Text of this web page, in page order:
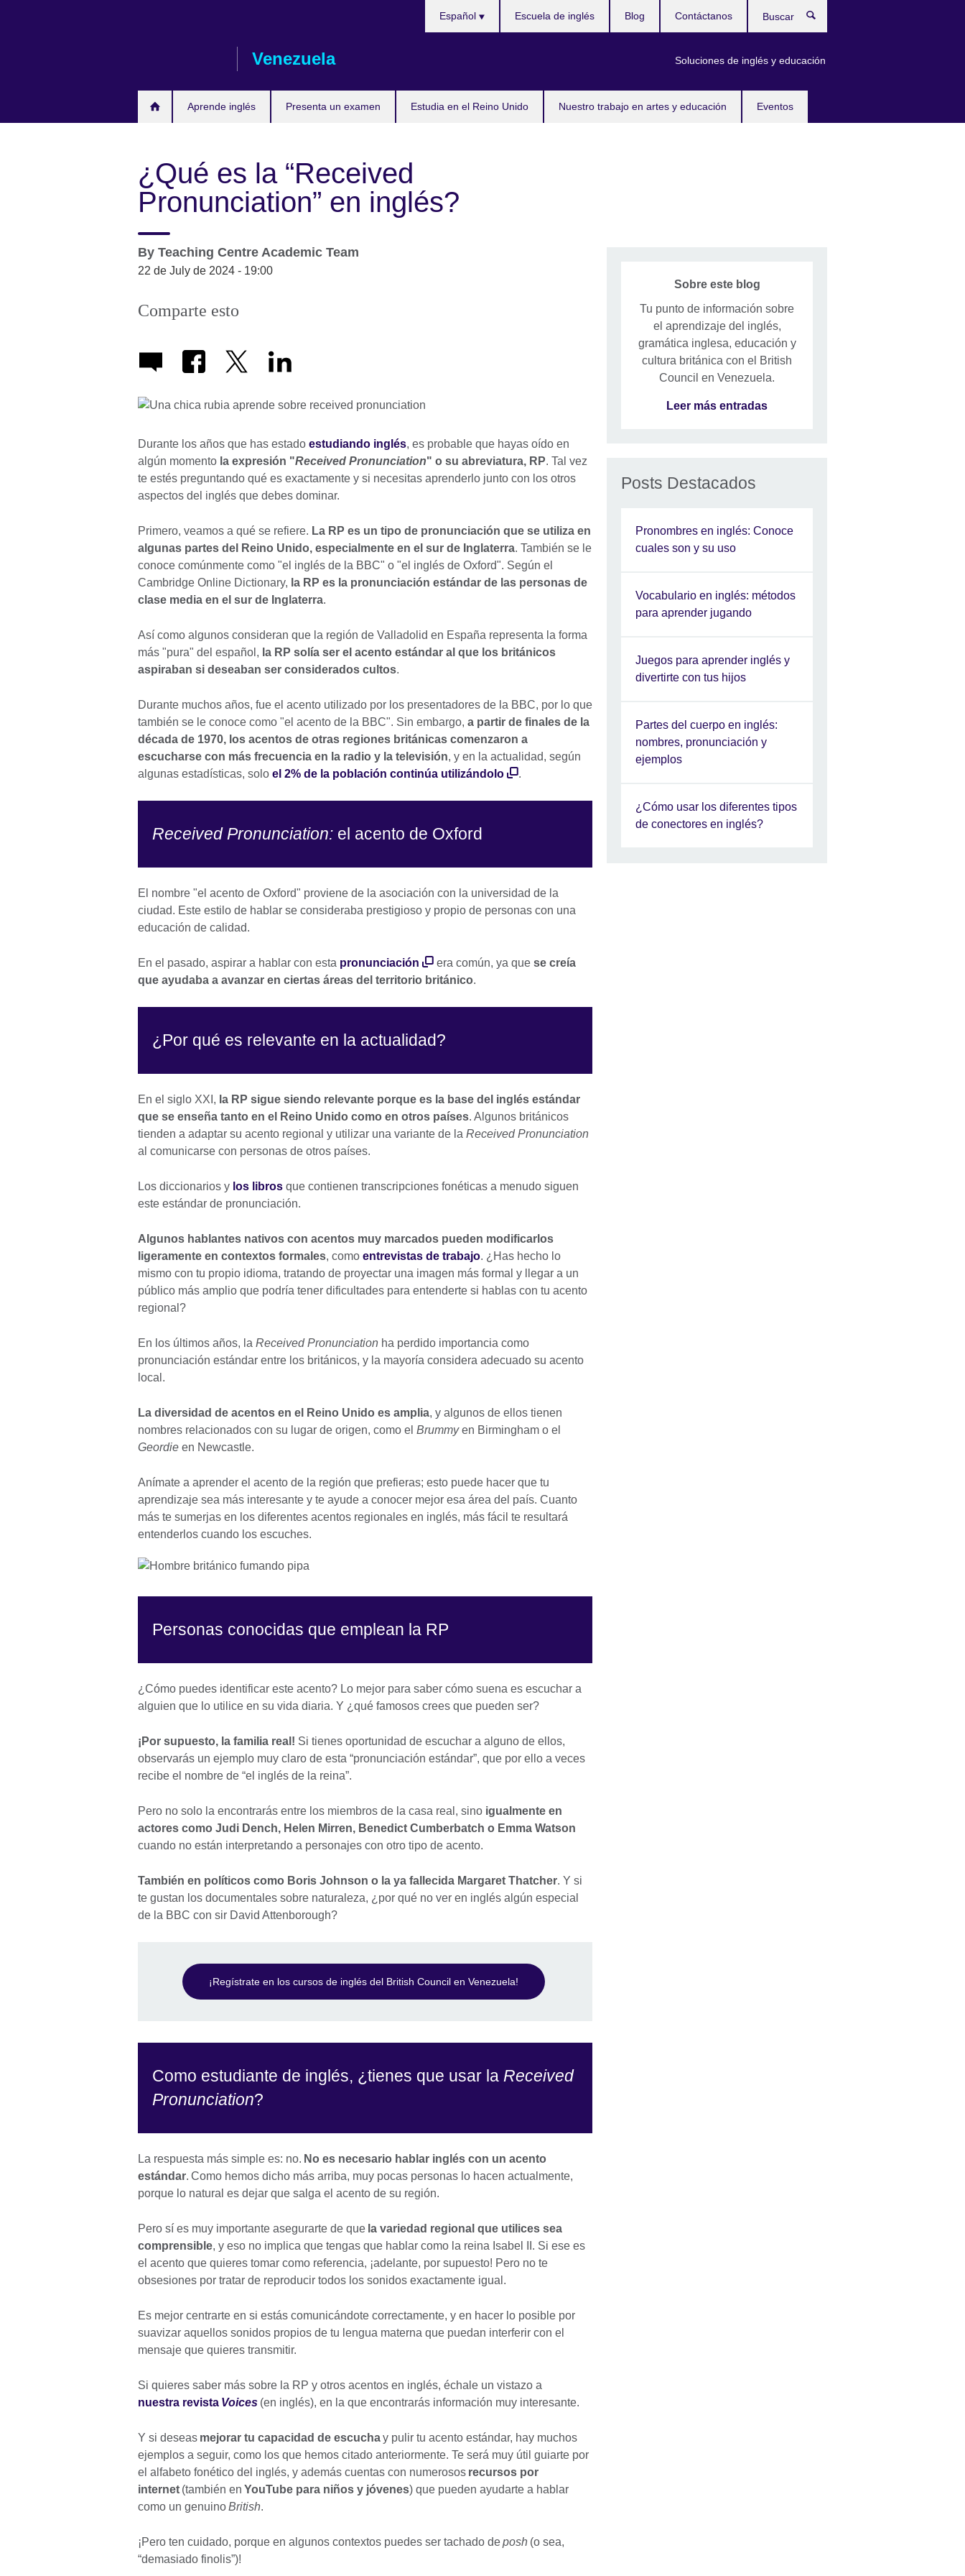
Venezuela
Aprende inglés Presenta un examen Estudia en el Reino Unido Nuestro trabajo en artes y educación Eventos
Español
Soluciones de inglés y educación
Escuela de inglés Blog Contáctanos
¿Qué es la “Received
Pronunciation” en inglés?
By Teaching Centre Academic Team
22 de July de 2024 - 19:00
Comparte esto
Durante los años que has estado estudiando inglés, es probable que hayas oído en
algún momento la expresión "Received Pronunciation" o su abreviatura, RP. Tal vez
te estés preguntando qué es exactamente y si necesitas aprenderlo junto con los otros
aspectos del inglés que debes dominar.
Primero, veamos a qué se refiere. La RP es un tipo de pronunciación que se utiliza en
algunas partes del Reino Unido, especialmente en el sur de Inglaterra. También se le
conoce comúnmente como "el inglés de la BBC" o "el inglés de Oxford". Según el
Cambridge Online Dictionary, la RP es la pronunciación estándar de las personas de
clase media en el sur de Inglaterra.
Así como algunos consideran que la región de Valladolid en España representa la forma
más "pura" del español, la RP solía ser el acento estándar al que los británicos
aspiraban si deseaban ser considerados cultos.
Durante muchos años, fue el acento utilizado por los presentadores de la BBC, por lo que
también se le conoce como "el acento de la BBC". Sin embargo, a partir de finales de la
década de 1970, los acentos de otras regiones británicas comenzaron a
escucharse con más frecuencia en la radio y la televisión, y en la actualidad, según
algunas estadísticas, solo el 2% de la población continúa utilizándolo .
Received Pronunciation: el acento de Oxford
El nombre "el acento de Oxford" proviene de la asociación con la universidad de la
ciudad. Este estilo de hablar se consideraba prestigioso y propio de personas con una
educación de calidad.
En el pasado, aspirar a hablar con esta pronunciación era común, ya que se creía
que ayudaba a avanzar en ciertas áreas del territorio británico.
¿Por qué es relevante en la actualidad?
En el siglo XXI, la RP sigue siendo relevante porque es la base del inglés estándar
que se enseña tanto en el Reino Unido como en otros países. Algunos británicos
tienden a adaptar su acento regional y utilizar una variante de la Received Pronunciation
al comunicarse con personas de otros países.
Los diccionarios y los libros que contienen transcripciones fonéticas a menudo siguen
este estándar de pronunciación.
Algunos hablantes nativos con acentos muy marcados pueden modificarlos
ligeramente en contextos formales, como entrevistas de trabajo. ¿Has hecho lo
mismo con tu propio idioma, tratando de proyectar una imagen más formal y llegar a un
público más amplio que podría tener dificultades para entenderte si hablas con tu acento
regional?
En los últimos años, la Received Pronunciation ha perdido importancia como
pronunciación estándar entre los británicos, y la mayoría considera adecuado su acento
local.
La diversidad de acentos en el Reino Unido es amplia, y algunos de ellos tienen
nombres relacionados con su lugar de origen, como el Brummyen Birmingham o el
Geordie en Newcastle.
Anímate a aprender el acento de la región que prefieras; esto puede hacer que tu
aprendizaje sea más interesante y te ayude a conocer mejor esa área del país. Cuanto
más te sumerjas en los diferentes acentos regionales en inglés, más fácil te resultará
entenderlos cuando los escuches.
Personas conocidas que emplean la RP
¿Cómo puedes identificar este acento? Lo mejor para saber cómo suena es escuchar a
alguien que lo utilice en su vida diaria. Y ¿qué famosos crees que pueden ser?
¡Por supuesto, la familia real! Si tienes oportunidad de escuchar a alguno de ellos,
observarás un ejemplo muy claro de esta “pronunciación estándar”, que por ello a veces
recibe el nombre de “el inglés de la reina”.
Pero no solo la encontrarás entre los miembros de la casa real, sino igualmente en
actores como Judi Dench, Helen Mirren, Benedict Cumberbatch o Emma Watson
cuando no están interpretando a personajes con otro tipo de acento.
También en políticos como Boris Johnson o la ya fallecida Margaret Thatcher. Y si
te gustan los documentales sobre naturaleza, ¿por qué no ver en inglés algún especial
de la BBC con sir David Attenborough?
¡Regístrate en los cursos de inglés del British Council en Venezuela!
Como estudiante de inglés, ¿tienes que usar la Received
Pronunciation?
La respuesta más simple es: no. No es necesario hablar inglés con un acento
estándar. Como hemos dicho más arriba, muy pocas personas lo hacen actualmente,
porque lo natural es dejar que salga el acento de su región.
Pero sí es muy importante asegurarte de que la variedad regional que utilices sea
comprensible, y eso no implica que tengas que hablar como la reina Isabel II. Si ese es
el acento que quieres tomar como referencia, ¡adelante, por supuesto! Pero no te
obsesiones por tratar de reproducir todos los sonidos exactamente igual.
Es mejor centrarte en si estás comunicándote correctamente, y en hacer lo posible por
suavizar aquellos sonidos propios de tu lengua materna que puedan interferir con el
mensaje que quieres transmitir.
Si quieres saber más sobre la RP y otros acentos en inglés, échale un vistazo a
nuestra revista Voices (en inglés), en la que encontrarás información muy interesante.
Y si deseas mejorar tu capacidad de escuchay pulir tu acento estándar, hay muchos
ejemplos a seguir, como los que hemos citado anteriormente. Te será muy útil guiarte por
el alfabeto fonético del inglés, y además cuentas con numerosos recursos por
internet (también en YouTube para niños y jóvenes) que pueden ayudarte a hablar
como un genuinoBritish.
¡Pero ten cuidado, porque en algunos contextos puedes ser tachado deposh (o sea,
“demasiado finolis”)!
Sobre este blog
Tu punto de información sobre
el aprendizaje del inglés,
gramática inglesa, educación y
cultura británica con el British
Council en Venezuela.
Leer más entradas
Posts Destacados
Pronombres en inglés: Conoce
cuales son y su uso
Vocabulario en inglés: métodos
para aprender jugando
Juegos para aprender inglés y
divertirte con tus hijos
Partes del cuerpo en inglés:
nombres, pronunciación y
ejemplos
¿Cómo usar los diferentes tipos
de conectores en inglés?